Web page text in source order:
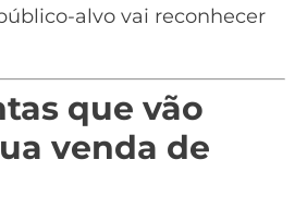
alvo vai reconhecer
que vão
venda de